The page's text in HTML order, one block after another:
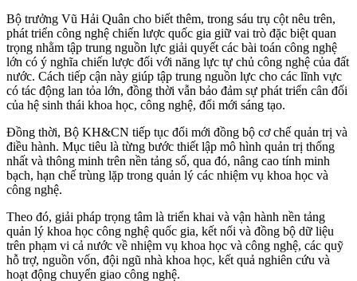
Bộ trưởng Vũ Hải Quân cho biết thêm, trong sáu trụ cột nêu trên,
phát triển công nghệ chiến lược quốc gia giữ vai trò đặc biệt quan
trọng nhằm tập trung nguồn lực giải quyết các bài toán công nghệ
lớn có ý nghĩa chiến lược đối với năng lực tự chủ công nghệ của đất
nước. Cách tiếp cận này giúp tập trung nguồn lực cho các lĩnh vực
có tác động lan tỏa lớn, đồng thời vẫn bảo đảm sự phát triển cân đối
của hệ sinh thái khoa học, công nghệ, đổi mới sáng tạo.
Đồng thời, Bộ KH&CN tiếp tục đổi mới đồng bộ cơ chế quản trị và
điều hành. Mục tiêu là từng bước thiết lập mô hình quản trị thống
nhất và thông minh trên nền tảng số, qua đó, nâng cao tính minh
bạch, hạn chế trùng lặp trong quản lý các nhiệm vụ khoa học và
công nghệ.
Theo đó, giải pháp trọng tâm là triển khai và vận hành nền tảng
quản lý khoa học công nghệ quốc gia, kết nối và đồng bộ dữ liệu
trên phạm vi cả nước về nhiệm vụ khoa học và công nghệ, các quỹ
hỗ trợ, nguồn vốn, đội ngũ nhà khoa học, kết quả nghiên cứu và
hoạt động chuyển giao công nghệ.